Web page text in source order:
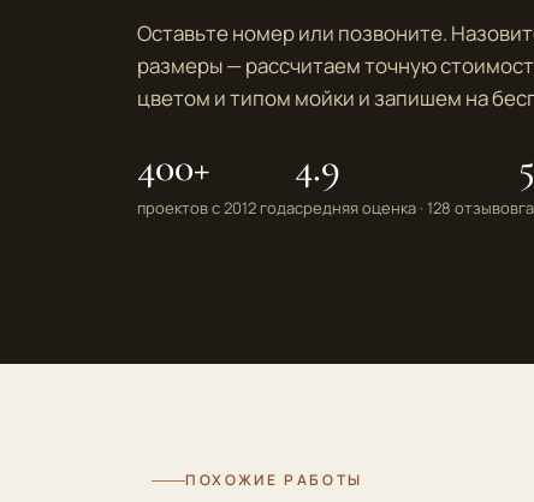
Оставьте номер или позвоните.
размеры — рассчитаем точную
цветом и типом мойки и запишем на
400+
проектов с 2012 года
4.9
средняя оценка · 128 отзывов
ПОХОЖИЕ РАБОТЫ